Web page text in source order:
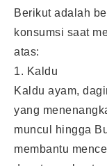
Berikut adalah
konsumsi saat
atas:
1. Kaldu
Kaldu ayam,
yang
muncul hingga
membantu